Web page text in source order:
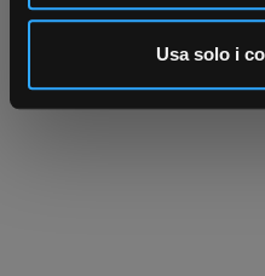
analizzare il nostro traffico.
informazioni sul modo in
nostri partner che si
pubblicità e social media, i
Usa solo i